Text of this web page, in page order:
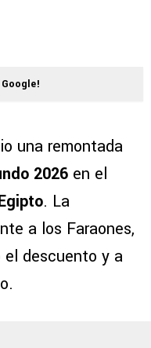
una remontada
2026 en el
. La
a los Faraones,
descuento y a